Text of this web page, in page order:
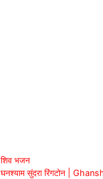
Categories
शिव भजन
घनश्याम सुंदरा रिंगटोन |